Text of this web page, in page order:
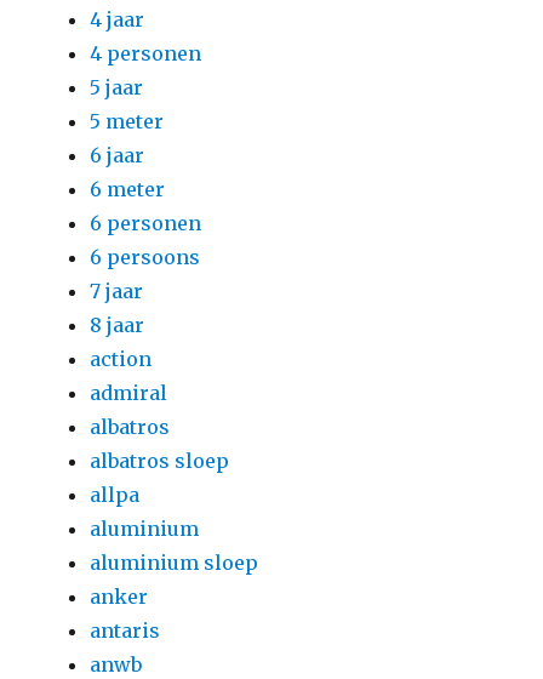
4 jaar
4 personen
5 jaar
5 meter
6 jaar
6 meter
6 personen
6 persoons
7 jaar
8 jaar
action
admiral
albatros
albatros sloep
allpa
aluminium
aluminium sloep
anker
antaris
anwb